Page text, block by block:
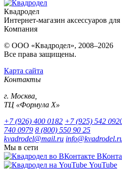
Квадродел
Интернет-магазин аксессуаров
Компания
© ООО «Квадродел», 2008–2026
Все права защищены.
Карта сайта
Контакты
г. Москва,
ТЦ «Формула Х»
+7 (926) 400 0182 +7 (925) 542
740 0979 8 (800) 550 90 25
kvadrodel@mail.ru
Мы в сети
YouTube